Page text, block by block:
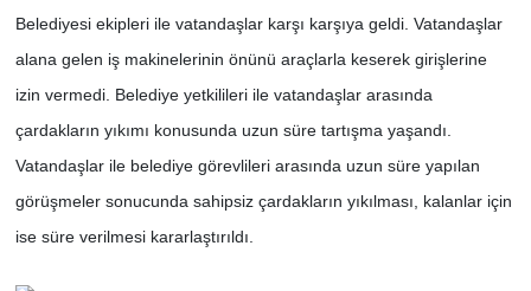
Belediyesi ekipleri ile vatandaşlar karşı karşıya geldi. Vatandaşlar
alana gelen iş makinelerinin önünü araçlarla keserek girişlerine
izin vermedi. Belediye yetkilileri ile vatandaşlar arasında
çardakların yıkımı konusunda uzun süre tartışma yaşandı.
Vatandaşlar ile belediye görevlileri arasında uzun süre yapılan
görüşmeler sonucunda sahipsiz çardakların yıkılması, kalanlar için
ise süre verilmesi kararlaştırıldı.